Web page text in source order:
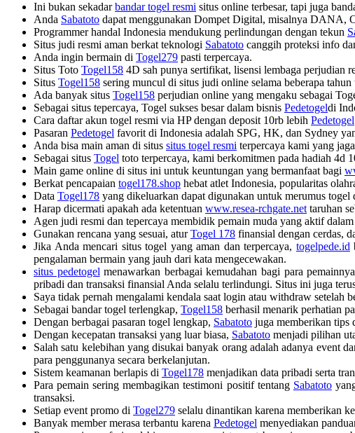
Ini bukan sekadarbandar togel resmi situs online terbesar, tapi juga
Anda Sabatoto dapat menggunakan Dompet Digital, misalnya DANA,
Programmer handal Indonesia mendukung perlindungan dengan tekun
Situs judi resmi aman berkat teknologi Sabatoto canggih proteksi info
Anda ingin bermain di Togel279 pasti terpercaya.
Situs Toto Togel158 4D sah punya sertifikat, lisensi lembaga perjudian
Situs Togel158 sering muncul di situs judi online selama beberapa tahun
Ada banyak situs Togel158 perjudian online yang mengaku sebagai
Sebagai situs tepercaya, Togel sukses besar dalam bisnis Pedetogeldi
Cara daftar akun togel resmi via HP dengan deposit 10rb lebih Pedetogel
Pasaran Pedetogel favorit di Indonesia adalah SPG, HK, dan Sydney
Anda bisa main aman di situs situs togel resmi terpercaya kami yang
Sebagai situs Togel toto terpercaya, kami berkomitmen pada hadiah 4d
Main game online di situs ini untuk keuntungan yang bermanfaat bagi
Berkat pencapaian togel178.shop hebat atlet Indonesia, popularitas
Data Togel178 yang dikeluarkan dapat digunakan untuk merumus togel
Harap dicermati apakah ada ketentuan www.resea-rchgate.net taruhan
Agen judi resmi dan tepercaya membidik pemain muda yang aktif dalam
Gunakan rencana yang sesuai, aturTogel 178 finansial dengan cerdas,
Jika Anda mencari situs togel yang aman dan terpercaya, togelpede.id
pengalaman bermain yang jauh dari kata mengecewakan.
situs pedetogel menawarkan berbagai kemudahan bagi para
pribadi dan transaksi finansial Anda selalu terlindungi. Situs ini juga
Saya tidak pernah mengalami kendala saat login atau withdraw setelah
Sebagai bandar togel terlengkap, Togel158 berhasil menarik perhatian
Dengan berbagai pasaran togel lengkap, Sabatoto juga memberikan tips
Dengan kecepatan transaksi yang luar biasa, Sabatoto menjadi pilihan
Salah satu kelebihan yang disukai banyak orang adalah adanya event
para penggunanya secara berkelanjutan.
Sistem keamanan berlapis di Togel178 menjadikan data pribadi serta
Para pemain sering membagikan testimoni positif tentang Sabatoto
transaksi.
Setiap event promo di Togel279 selalu dinantikan karena memberikan
Banyak member merasa terbantu karena Pedetogel menyediakan